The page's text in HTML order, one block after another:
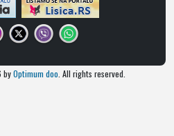
byOptimum doo. All rights reserved.